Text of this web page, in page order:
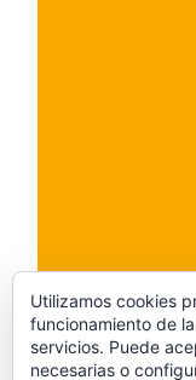
Acerca de
Utilizamos cookies
funcionamiento de
servicios. Puede
necesarias o